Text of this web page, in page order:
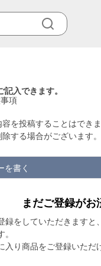
入できます。
項
を投稿することはでき
する場合がございます。
を書く
まだご登録がお
録をしていただきますと
。
入り商品をご登録いただ